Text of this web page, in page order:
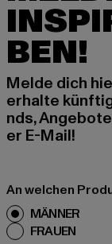
BEN!
Melde dich
erhalte
nds,
er E-Mail!
An welchen
MÄNNER
FRAUEN